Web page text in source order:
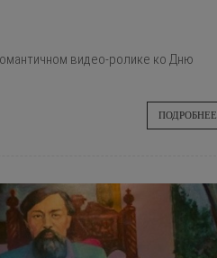
видео-ролике ко Дню
ПОДРОБНЕЕ